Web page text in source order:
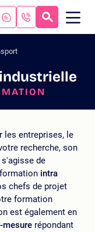
les entreprises, le
recherche, son
de
intra
chefs de projet
formation
est également en
répondant